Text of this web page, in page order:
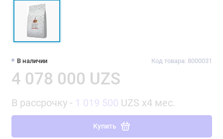
В наличии Код товара: 8000031
4 078 000 UZS
В рассрочку - 1 019 500 UZS x4 мес.
Купить